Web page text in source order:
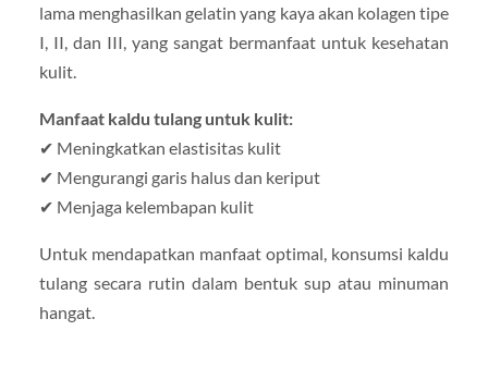
lama menghasilkan gelatin yang kaya akan kolagen tipe
I, II, dan III, yang sangat bermanfaat untuk kesehatan
kulit.
Manfaat kaldu tulang untuk kulit:
✔ Meningkatkan elastisitas kulit
✔ Mengurangi garis halus dan keriput
✔ Menjaga kelembapan kulit
Untuk mendapatkan manfaat optimal, konsumsi kaldu
tulang secara rutin dalam bentuk sup atau minuman
hangat.